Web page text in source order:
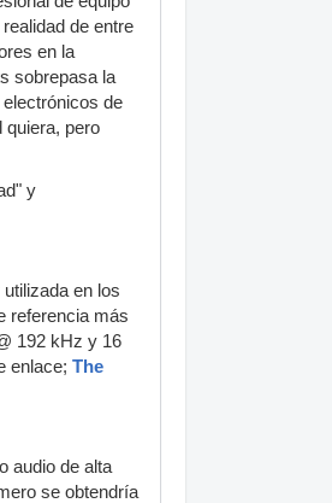
de entre
en la
sobrepasa la
de
quiera, pero
y
en los
referencia más
192 kHz y 16
enlace; The
audio de alta
se obtendría